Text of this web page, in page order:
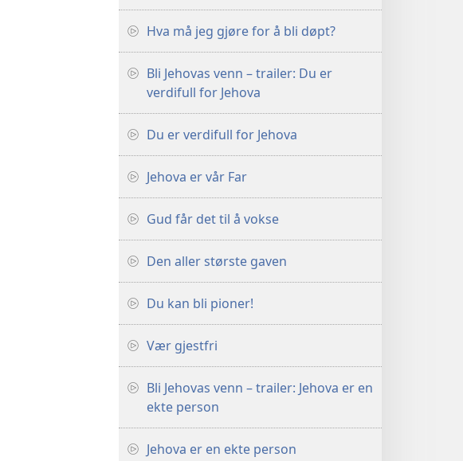
Hva må jeg gjøre for å bli døpt?
Bli Jehovas venn – trailer: Du er
verdifull for Jehova
Du er verdifull for Jehova
Jehova er vår Far
Gud får det til å vokse
Den aller største gaven
Du kan bli pioner!
Vær gjestfri
Bli Jehovas venn – trailer: Jehova er en
ekte person
Jehova er en ekte person